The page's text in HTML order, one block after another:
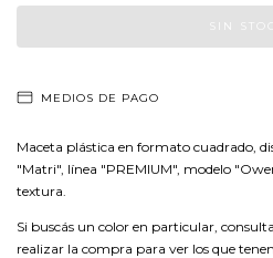
MEDIOS DE PAGO
Maceta plástica en formato cuadrado,
"Matri", línea "PREMIUM", modelo
textura.
Si buscás un color en particular,
realizar la compra para ver los que